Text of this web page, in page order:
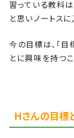
習っている教科
と思いノートスに
今の目標は、「目
とに興味を持つこ
Hさんの目標